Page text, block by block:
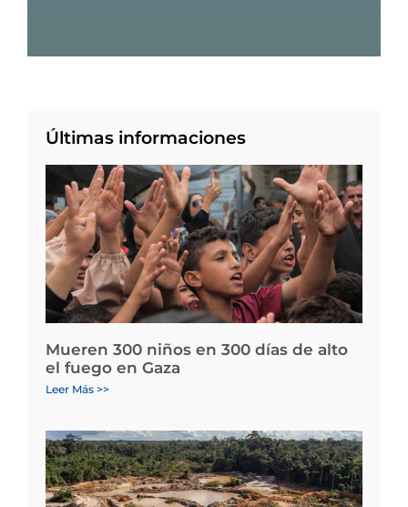
Últimas informaciones
Mueren 300 niños en 300 días de alto
el fuego en Gaza
Leer Más >>